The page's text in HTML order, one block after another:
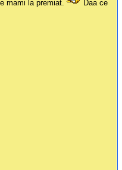
mami la premiat. Daa ce